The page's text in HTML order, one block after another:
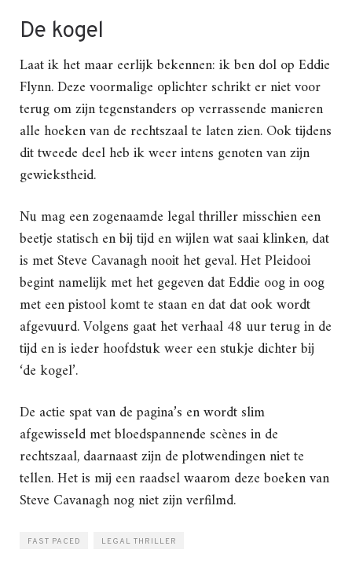
De kogel
Laat ik het maar eerlijk bekennen: ik ben dol op Eddie
Flynn. Deze voormalige oplichter schrikt er niet voor
terug om zijn tegenstanders op verrassende manieren
alle hoeken van de rechtszaal te laten zien. Ook tijdens
dit tweede deel heb ik weer intens genoten van zijn
gewiekstheid.
Nu mag een zogenaamde legal thriller misschien een
beetje statisch en bij tijd en wijlen wat saai klinken, dat
is met Steve Cavanagh nooit het geval. Het Pleidooi
begint namelijk met het gegeven dat Eddie oog in oog
met een pistool komt te staan en dat dat ook wordt
afgevuurd. Volgens gaat het verhaal 48 uur terug in de
tijd en is ieder hoofdstuk weer een stukje dichter bij
‘de kogel’.
De actie spat van de pagina’s en wordt slim
afgewisseld met bloedspannende scènes in de
rechtszaal, daarnaast zijn de plotwendingen niet te
tellen. Het is mij een raadsel waarom deze boeken van
Steve Cavanagh nog niet zijn verfilmd.
FAST PACED LEGAL THRILLER